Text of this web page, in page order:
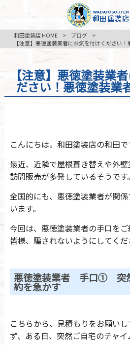
和田塗装店 HOME
> ブログ
>
【注意】悪徳塗装業者にお気を付けください
【注意】悪徳塗装業
ださい！悪徳塗装業
こんにちは。和田塗装店の和田で
最近、近隣で屋根葺き替えや外
訪問販売が多発しているそうです。
全国的にも、悪徳塗装業者が関
います。
今回は、悪徳塗装業者の手口をご
皆様、騙されないようにしてくだ
悪徳塗装業者 手口① 突
約を急かす
こちらから、見積もりをお願い
ず、ある日、突然ご自宅のチャイ